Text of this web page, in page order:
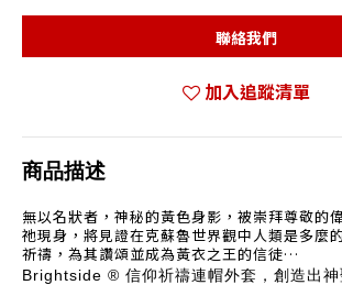
聯絡我們
加入追蹤清單
商品描述
無以名狀者，神秘的黃色身影，被崇拜尊敬的
祂現身，將見證在克蘇魯世界觀中人類是多麼
祈禱，為其讚頌並成為黃衣之王的信徒…
Brightside ® 信仰祈禱連帽外套，創造出神